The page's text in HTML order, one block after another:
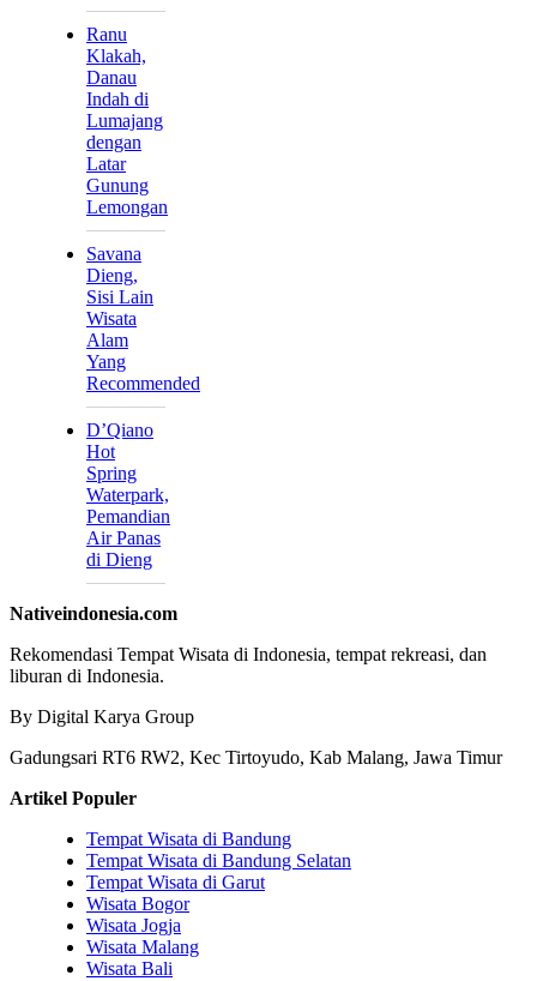
Ranu
Klakah,
Danau
Indah di
Lumajang
dengan
Latar
Gunung
Lemongan
Savana
Dieng,
Sisi Lain
Wisata
Alam
Yang
Recommended
D’Qiano
Hot
Spring
Waterpark,
Pemandian
Air Panas
di Dieng
Nativeindonesia.com
Rekomendasi Tempat Wisata di Indonesia, tempat rekreasi, dan
liburan di Indonesia.
By Digital Karya Group
Gadungsari RT6 RW2, Kec Tirtoyudo, Kab Malang, Jawa Timur
Artikel Populer
Tempat Wisata di Bandung
Tempat Wisata di Bandung Selatan
Tempat Wisata di Garut
Wisata Bogor
Wisata Jogja
Wisata Malang
Wisata Bali